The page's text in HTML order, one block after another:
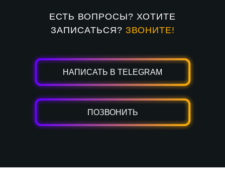
ЕСТЬ ВОПРОСЫ? ХОТИТЕ
ЗАПИСАТЬСЯ? ЗВОНИТЕ!
ПОЗВОНИТЬ
НАПИСАТЬ В TELEGRAM